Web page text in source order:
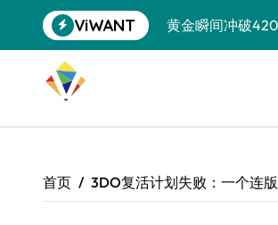
到
ViWANT
黄金瞬间冲破
Peloton 新车实
Xbox七月大崩盘
谷歌DeepMind
首页 3DO复活计划失败：一个连